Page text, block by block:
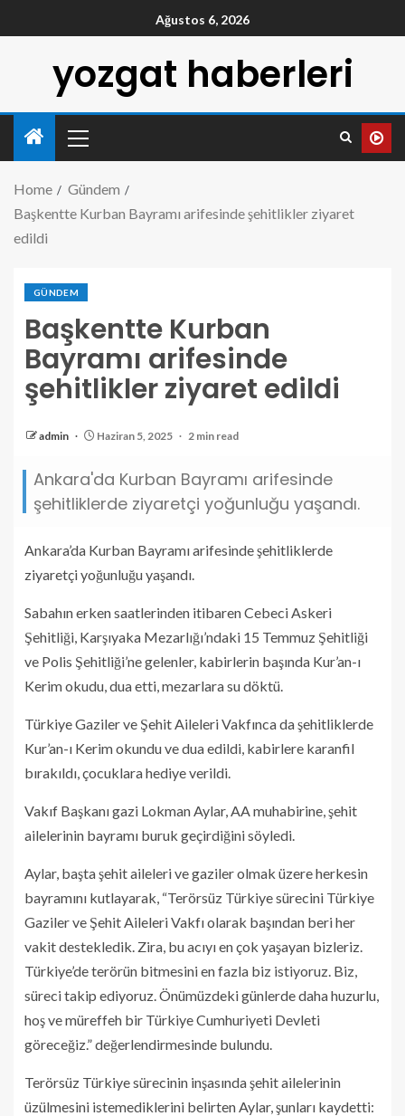
Ağustos 6, 2026
yozgat haberleri
Home
Gündem
Başkentte Kurban Bayramı arifesinde şehitlikler ziyaret
edildi
GÜNDEM
Başkentte Kurban
Bayramı arifesinde
şehitlikler ziyaret edildi
admin Haziran 5, 2025 2 min read
Ankara'da Kurban Bayramı arifesinde
şehitliklerde ziyaretçi yoğunluğu yaşandı.
Ankara’da Kurban Bayramı arifesinde şehitliklerde
ziyaretçi yoğunluğu yaşandı.
Sabahın erken saatlerinden itibaren Cebeci Askeri
Şehitliği, Karşıyaka Mezarlığı’ndaki 15 Temmuz Şehitliği
ve Polis Şehitliği’ne gelenler, kabirlerin başında Kur’an-ı
Kerim okudu, dua etti, mezarlara su döktü.
Türkiye Gaziler ve Şehit Aileleri Vakfınca da şehitliklerde
Kur’an-ı Kerim okundu ve dua edildi, kabirlere karanfil
bırakıldı, çocuklara hediye verildi.
Vakıf Başkanı gazi Lokman Aylar, AA muhabirine, şehit
ailelerinin bayramı buruk geçirdiğini söyledi.
Aylar, başta şehit aileleri ve gaziler olmak üzere herkesin
bayramını kutlayarak, “Terörsüz Türkiye sürecini Türkiye
Gaziler ve Şehit Aileleri Vakfı olarak başından beri her
vakit destekledik. Zira, bu acıyı en çok yaşayan bizleriz.
Türkiye’de terörün bitmesini en fazla biz istiyoruz. Biz,
süreci takip ediyoruz. Önümüzdeki günlerde daha huzurlu,
hoş ve müreffeh bir Türkiye Cumhuriyeti Devleti
göreceğiz.” değerlendirmesinde bulundu.
Terörsüz Türkiye sürecinin inşasında şehit ailelerinin
üzülmesini istemediklerini belirten Aylar, şunları kaydetti: